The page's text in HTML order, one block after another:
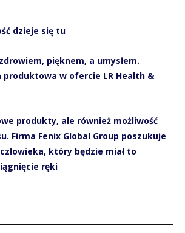
dzieje się tu
pięknem, a umysłem.
produktowa w ofercie LR Health &
produkty, ale również możliwość
Firma Fenix Global Group poszukuje
który będzie miał to
ręki